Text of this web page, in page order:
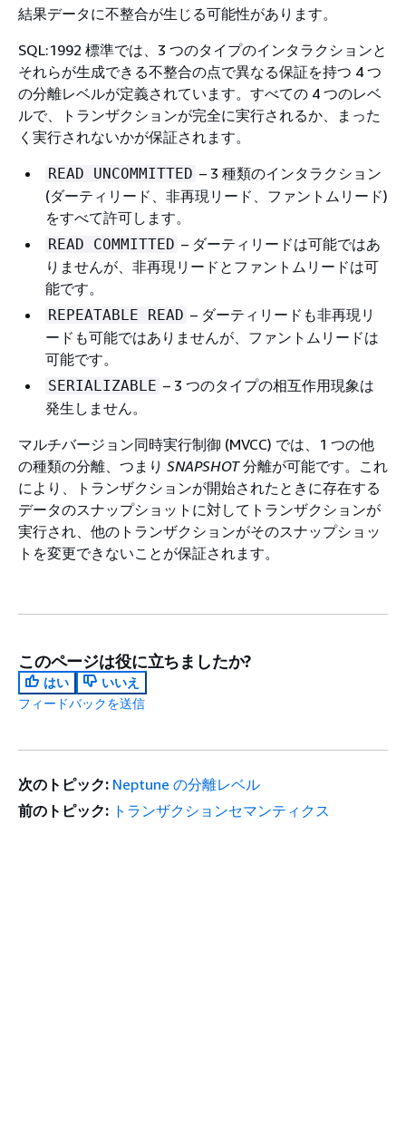
結果データに不整合が生じる可能性があります。
SQL:1992 標準では、3 つのタイプのインタラクションと
それらが生成できる不整合の点で異なる保証を持つ 4 つ
の分離レベルが定義されています。すべての 4 つのレベ
ルで、トランザクションが完全に実行されるか、まった
く実行されないかが保証されます。
READ UNCOMMITTED – 3 種類のインタラクション
(ダーティリード、非再現リード、ファントムリード)
をすべて許可します。
READ COMMITTED – ダーティリードは可能ではあ
りませんが、非再現リードとファントムリードは可
能です。
REPEATABLE READ – ダーティリードも非再現リ
ードも可能ではありませんが、ファントムリードは
可能です。
SERIALIZABLE – 3 つのタイプの相互作用現象は
発生しません。
マルチバージョン同時実行制御 (MVCC) では、1 つの他
の種類の分離、つまり SNAPSHOT分離が可能です。これ
により、トランザクションが開始されたときに存在する
データのスナップショットに対してトランザクションが
実行され、他のトランザクションがそのスナップショッ
トを変更できないことが保証されます。
このページは役に立ちましたか?
はい
いいえ
フィードバックを送信
次のトピック: Neptune の分離レベル
前のトピック: トランザクションセマンティクス